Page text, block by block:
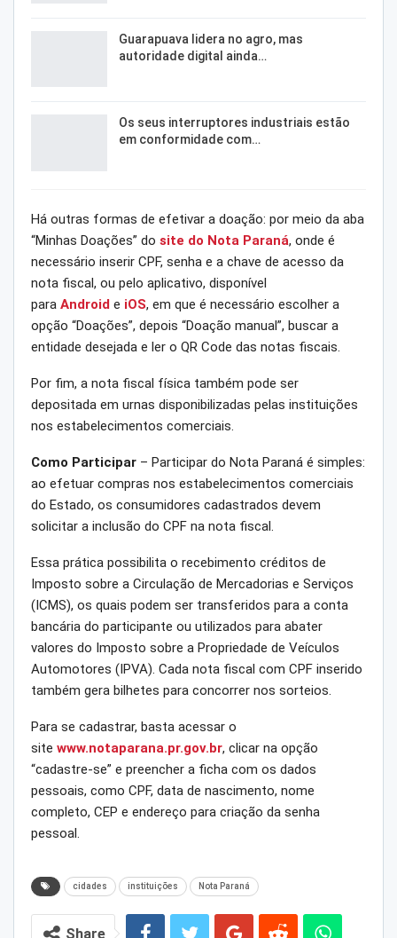
Guarapuava lidera no agro, mas
autoridade digital ainda…
Os seus interruptores industriais estão
em conformidade com…
Há outras formas de efetivar a doação: por meio da aba
“Minhas Doações” do site do Nota Paraná, onde é
necessário inserir CPF, senha e a chave de acesso da
nota fiscal, ou pelo aplicativo, disponível
para Android e iOS, em que é necessário escolher a
opção “Doações”, depois “Doação manual”, buscar a
entidade desejada e ler o QR Code das notas fiscais.
Por fim, a nota fiscal física também pode ser
depositada em urnas disponibilizadas pelas instituições
nos estabelecimentos comerciais.
Como Participar – Participar do Nota Paraná é simples:
ao efetuar compras nos estabelecimentos comerciais
do Estado, os consumidores cadastrados devem
solicitar a inclusão do CPF na nota fiscal.
Essa prática possibilita o recebimento créditos de
Imposto sobre a Circulação de Mercadorias e Serviços
(ICMS), os quais podem ser transferidos para a conta
bancária do participante ou utilizados para abater
valores do Imposto sobre a Propriedade de Veículos
Automotores (IPVA). Cada nota fiscal com CPF inserido
também gera bilhetes para concorrer nos sorteios.
Para se cadastrar, basta acessar o
site www.notaparana.pr.gov.br, clicar na opção
“cadastre-se” e preencher a ficha com os dados
pessoais, como CPF, data de nascimento, nome
completo, CEP e endereço para criação da senha
pessoal.
cidades instituições Nota Paraná
Share